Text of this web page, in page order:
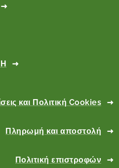
και Πολιτική Cookies
Πληρωμή και αποστολή
Πολιτική επιστροφών